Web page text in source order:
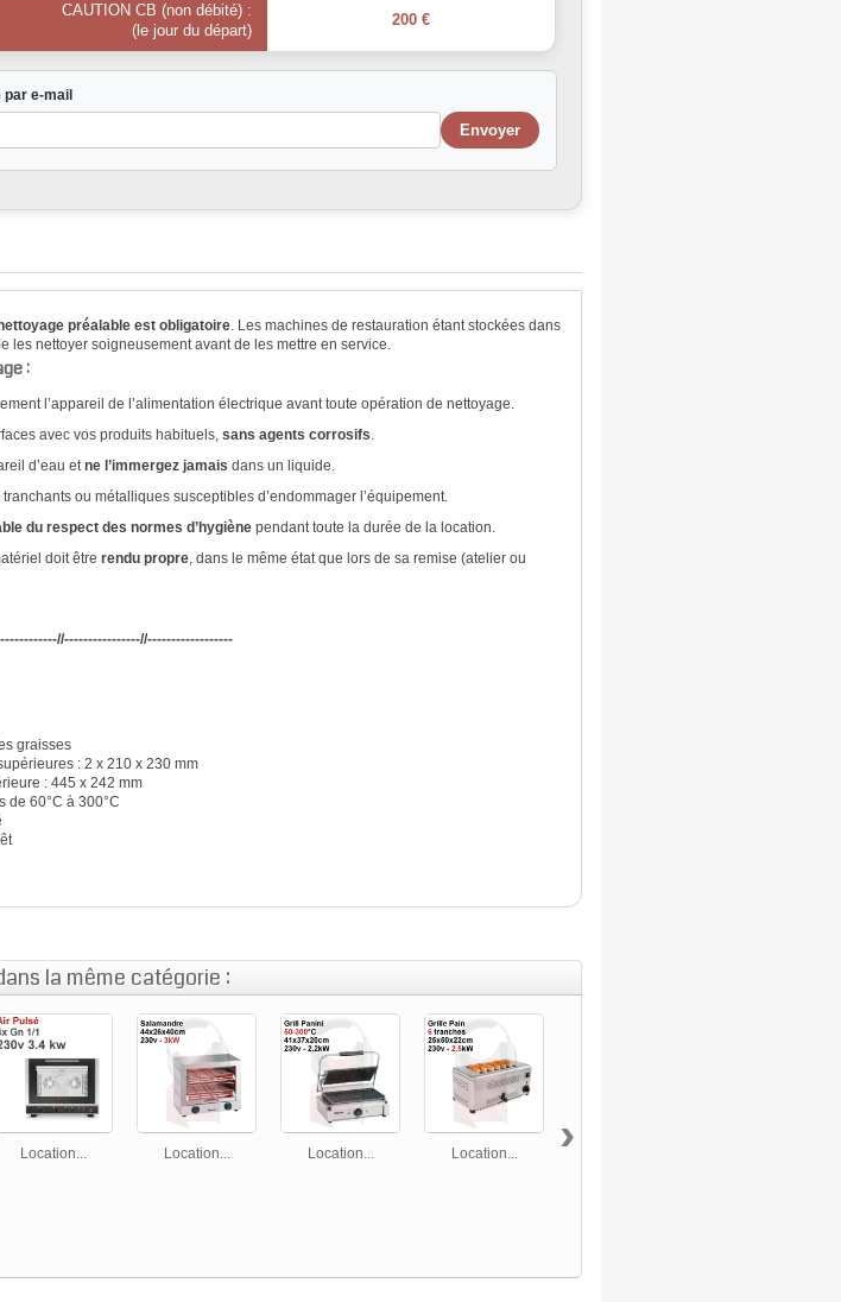
CAUTION CB (non débité) :
(le jour du départ)
200 €
e-mail
préalable est obligatoire. Les machines de restauration étant stockées dans
les nettoyer soigneusement avant de les mettre en service.
:
l’appareil de l’alimentation électrique avant toute opération de nettoyage.
avec vos produits habituels,sans agents corrosifs.
d’eau etne l’immergez jamais dans un liquide.
tranchants ou métalliques susceptibles d’endommager l’équipement.
du respect des normes d’hygiène pendant toute la durée de la location.
doit êtrerendu propre, dans le même état que lors de sa remise (atelier ou
graisses
: 2 x 210 x 230 mm
: 445 x 242 mm
de 60°C à 300°C
la même catégorie :
Location... Location... Location... Location... ›